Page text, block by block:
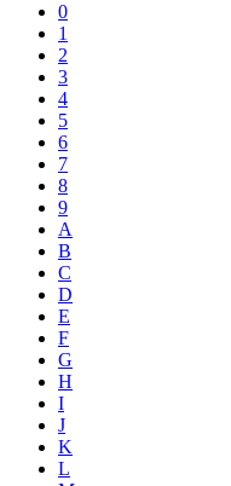
0
1
2
3
4
5
6
7
8
9
A
B
C
D
E
F
G
H
I
J
K
L